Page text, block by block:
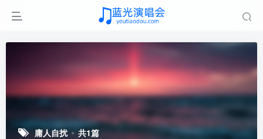
庸人自扰 共1篇